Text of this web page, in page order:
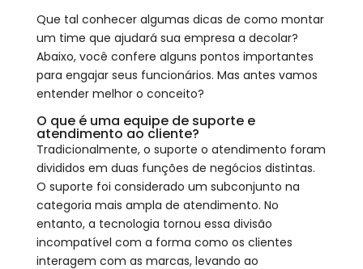
Que tal conhecer algumas dicas de como montar
um time que ajudará sua empresa a decolar?
Abaixo, você confere alguns pontos importantes
para engajar seus funcionários. Mas antes vamos
entender melhor o conceito?
O que é uma equipe de suporte e
atendimento ao cliente?
Tradicionalmente, o suporte o atendimento foram
divididos em duas funções de negócios distintas.
O suporte foi considerado um subconjunto na
categoria mais ampla de atendimento. No
entanto, a tecnologia tornou essa divisão
incompatível com a forma como os clientes
interagem com as marcas, levando ao